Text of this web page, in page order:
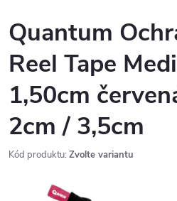
Quantum
Reel Tape
1,50cm
2cm / 3,5cm
Kód produktu: Zvolte variantu